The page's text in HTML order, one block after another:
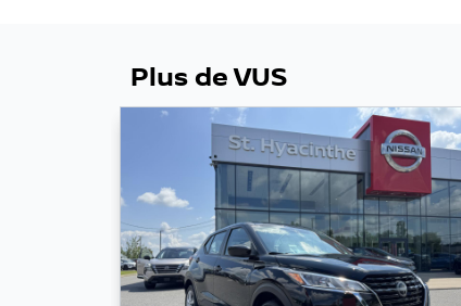
Plus de VUS